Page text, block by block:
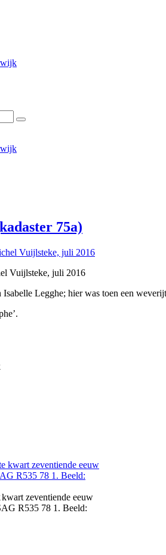
Zoeken
75a)
Vuijlsteke, juli 2016
Legghe; hier was toen een
zeventiende eeuw
R535 78 1. Beeld: